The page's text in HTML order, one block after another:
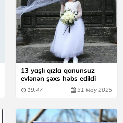
13 yaşlı qızla qanunsuz
evlənən şəxs həbs edildi
19:47 31 May 2025